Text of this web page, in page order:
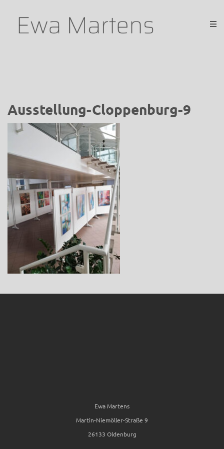
Ausstellung-Cloppenburg-9
Ewa Martens
Martin-Niemöller-Straße 9
26133 Oldenburg